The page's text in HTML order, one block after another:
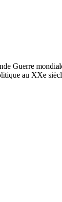
Guerre
au XXe